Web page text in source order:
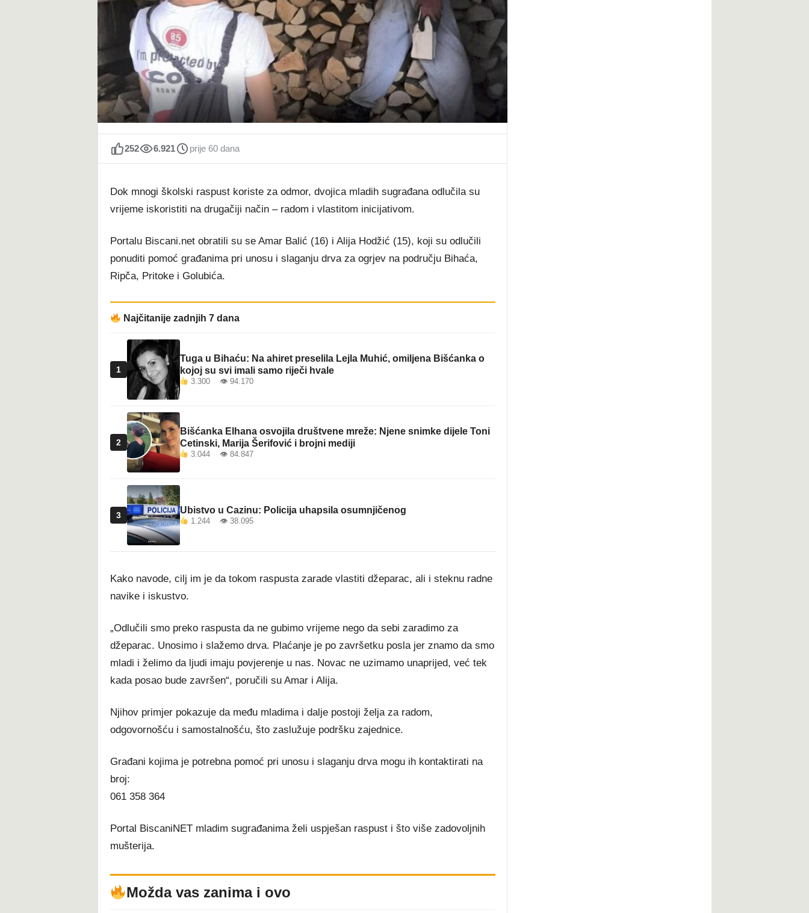
t
252 6.921 prije 60 dana
Dok mnogi školski raspust koriste za odmor, dvojica mladih sugrađana odlučila su
vrijeme iskoristiti na drugačiji način – radom i vlastitom inicijativom.
Portalu Biscani.net obratili su se Amar Balić (16) i Alija Hodžić (15), koji su odlučili
ponuditi pomoć građanima pri unosu i slaganju drva za ogrjev na području Bihaća,
Ripča, Pritoke i Golubića.
Najčitanije zadnjih 7 dana
1
Tuga u Bihaću: Na ahiret preselila Lejla Muhić, omiljena Bišćanka o
kojoj su svi imali samo riječi hvale
3.300 👁 94.170
2
Bišćanka Elhana osvojila društvene mreže: Njene snimke dijele Toni
Cetinski, Marija Šerifović i brojni mediji
3.044 👁 84.847
3 Ubistvo u Cazinu: Policija uhapsila osumnjičenog
1.244 👁 38.095
Kako navode, cilj im je da tokom raspusta zarade vlastiti džeparac, ali i steknu radne
navike i iskustvo.
„Odlučili smo preko raspusta da ne gubimo vrijeme nego da sebi zaradimo za
džeparac. Unosimo i slažemo drva. Plaćanje je po završetku posla jer znamo da smo
mladi i želimo da ljudi imaju povjerenje u nas. Novac ne uzimamo unaprijed, već tek
kada posao bude završen“, poručili su Amar i Alija.
Njihov primjer pokazuje da među mladima i dalje postoji želja za radom,
odgovornošću i samostalnošću, što zaslužuje podršku zajednice.
Građani kojima je potrebna pomoć pri unosu i slaganju drva mogu ih kontaktirati na
broj:
061 358 364
Portal BiscaniNET mladim sugrađanima želi uspješan raspust i što više zadovoljnih
mušterija.
Možda vas zanima i ovo